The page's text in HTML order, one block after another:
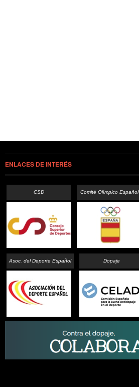
ENLACES DE INTERÉS
CSD Comité Olímpico Español
Asoc. del Deporte Español Dopaje